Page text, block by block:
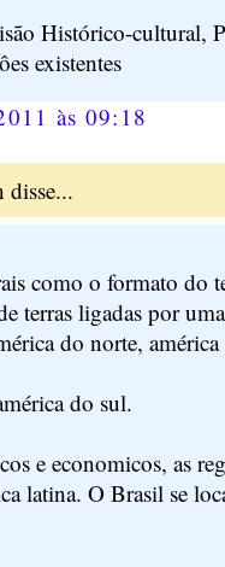
Histórico-cultural,
existentes
às 09:18
disse...
como o formato do
terras ligadas por
do norte,
do sul.
e economicos, as
latina. O Brasil se